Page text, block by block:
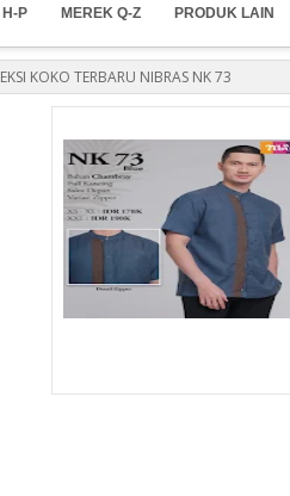
H-P MEREK Q-Z PRODUK LAIN
KOKO TERBARU NIBRAS NK 73